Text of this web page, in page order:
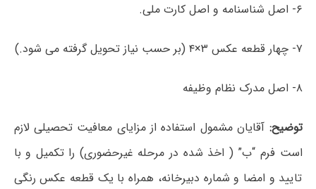
۶- اصل شناسنامه و اصل کارت ملی.
۷- چهار قطعه عکس ۳×۴ (بر حسب نیاز تحویل گرفته می شود.)
۸- اصل مدرک نظام وظیفه
توضیح: آقایان مشمول استفاده از مزایای معافیت تحصیلی لازم
است فرم “ب” ( اخذ شده در مرحله غیرحضوری) را تکمیل و با
تایید و امضا و شماره دبیرخانه، همراه با یک قطعه عکس رنگی